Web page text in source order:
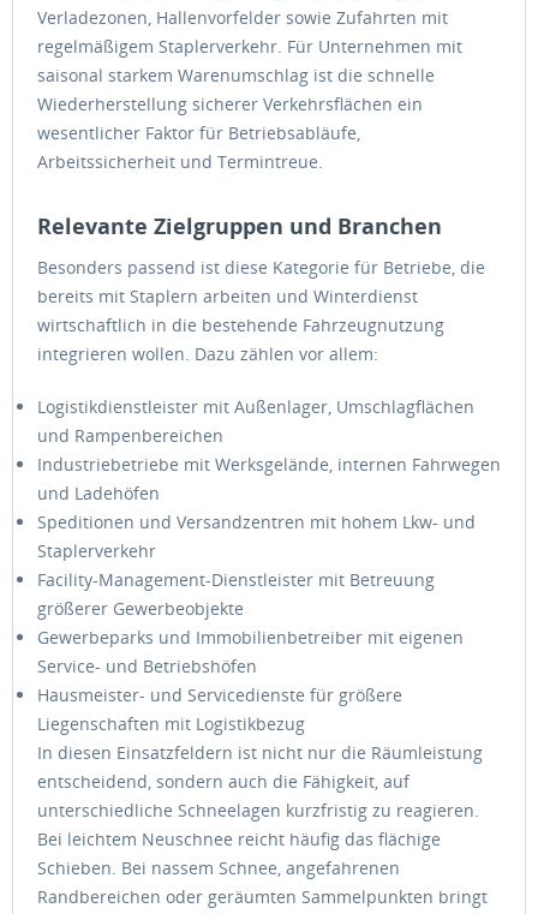
Verladezonen, Hallenvorfelder sowie Zufahrten mit
regelmäßigem Staplerverkehr. Für Unternehmen mit
saisonal starkem Warenumschlag ist die schnelle
Wiederherstellung sicherer Verkehrsflächen ein
wesentlicher Faktor für Betriebsabläufe,
Arbeitssicherheit und Termintreue.
Relevante Zielgruppen und Branchen
Besonders passend ist diese Kategorie für Betriebe, die
bereits mit Staplern arbeiten und Winterdienst
wirtschaftlich in die bestehende Fahrzeugnutzung
integrieren wollen. Dazu zählen vor allem:
Logistikdienstleister mit Außenlager, Umschlagflächen
und Rampenbereichen
Industriebetriebe mit Werksgelände, internen Fahrwegen
und Ladehöfen
Speditionen und Versandzentren mit hohem Lkw- und
Staplerverkehr
Facility-Management-Dienstleister mit Betreuung
größerer Gewerbeobjekte
Gewerbeparks und Immobilienbetreiber mit eigenen
Service- und Betriebshöfen
Hausmeister- und Servicedienste für größere
Liegenschaften mit Logistikbezug
In diesen Einsatzfeldern ist nicht nur die Räumleistung
entscheidend, sondern auch die Fähigkeit, auf
unterschiedliche Schneelagen kurzfristig zu reagieren.
Bei leichtem Neuschnee reicht häufig das flächige
Schieben. Bei nassem Schnee, angefahrenen
Randbereichen oder geräumten Sammelpunkten bringt